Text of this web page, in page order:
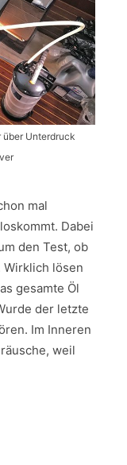
Unterdruck
mal
Dabei
den Test, ob
Wirklich lösen
gesamte Öl
der letzte
Im Inneren
weil